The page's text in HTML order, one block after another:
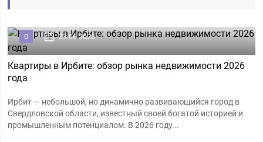
0 23.06.2026
Квартиры в Ирбите: обзор рынка недвижимости 2026
года
Ирбит — небольшой, но динамично развивающийся город в
Свердловской области, известный своей богатой историей и
промышленным потенциалом. В 2026 году...